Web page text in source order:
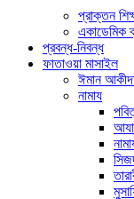
প্রাক্তন
একাডেমিক
প্রবন্ধ-নিবন্ধ
ফাতাওয়া মাসাইল
ঈমান
নামায